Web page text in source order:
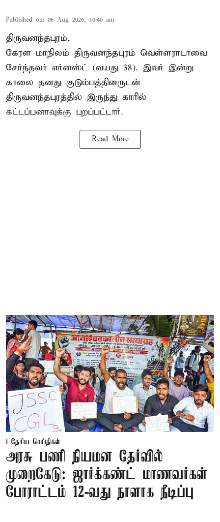
Published on: 06 Aug 2026, 10:40 am
திருவனந்தபுரம்,
கேரள மாநிலம் திருவனந்தபுரம் வெள்ளராடாவை
சேர்ந்தவர் எர்னஸ்ட் (வயது 38). இவர் இன்று
காலை தனது குடும்பத்தினருடன்
திருவனந்தபுரத்தில் இருந்து காரில்
கட்டப்பனாவுக்கு புறப்பட்டார்.
Read More
தேசிய செய்திகள்
அரசு பணி நியமன தேர்வில்
முறைகேடு: ஜார்க்கண்ட் மாணவர்கள்
போராட்டம் 12-வது நாளாக நீடிப்பு